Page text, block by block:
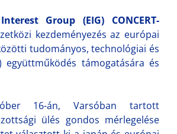
Group (EIG) CONCERT-
kezdeményezés az európai
tudományos, technológiai és
együttműködés támogatására és
16-án, Varsóban tartott
ülés gondos mérlegelése